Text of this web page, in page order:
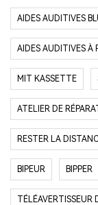
AIDES AUDITIVES
AIDES AUDITIVES À
MIT KASSETTE
ATELIER DE
RESTER LA
BIPEUR BIPPER
TÉLÉAVERTISSEUR